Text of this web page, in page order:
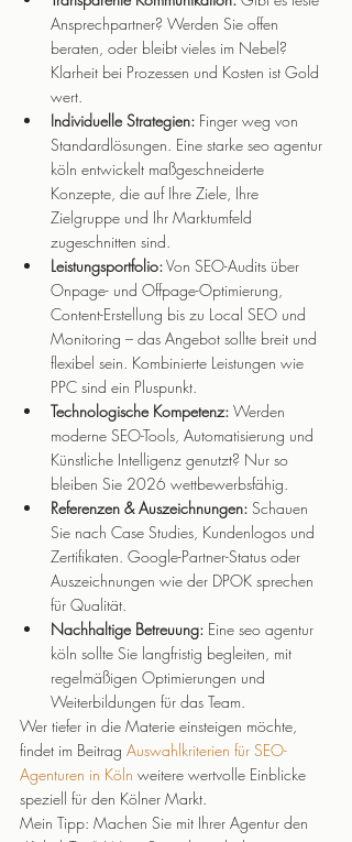
Ansprechpartner? Werden Sie offen
beraten, oder bleibt vieles im Nebel?
Klarheit bei Prozessen und Kosten ist Gold
wert.
Individuelle Strategien: Finger weg von
Standardlösungen. Eine starke seo agentur
köln entwickelt maßgeschneiderte
Konzepte, die auf Ihre Ziele, Ihre
Zielgruppe und Ihr Marktumfeld
zugeschnitten sind.
Leistungsportfolio: Von SEO-Audits über
Onpage- und Offpage-Optimierung,
Content-Erstellung bis zu Local SEO und
Monitoring – das Angebot sollte breit und
flexibel sein. Kombinierte Leistungen wie
PPC sind ein Pluspunkt.
Technologische Kompetenz: Werden
moderne SEO-Tools, Automatisierung und
Künstliche Intelligenz genutzt? Nur so
bleiben Sie 2026 wettbewerbsfähig.
Referenzen & Auszeichnungen: Schauen
Sie nach Case Studies, Kundenlogos und
Zertifikaten. Google-Partner-Status oder
Auszeichnungen wie der DPOK sprechen
für Qualität.
Nachhaltige Betreuung: Eine seo agentur
köln sollte Sie langfristig begleiten, mit
regelmäßigen Optimierungen und
Weiterbildungen für das Team.
Wer tiefer in die Materie einsteigen möchte,
findet im Beitrag Auswahlkriterien für SEO-
Agenturen in Köln weitere wertvolle Einblicke
speziell für den Kölner Markt.
Mein Tipp: Machen Sie mit Ihrer Agentur den